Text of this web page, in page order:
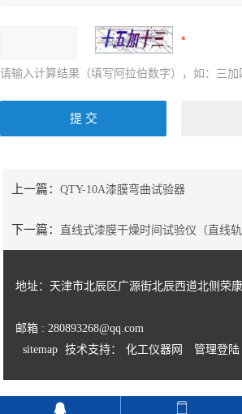
请输入计算结果（填写阿拉伯数字），如：三加
上一篇：QTY-10A漆膜弯曲试验器
下一篇： 直线式漆膜干燥时间试验仪（直线轨
地址：天津市北辰区广源街北辰西道北侧荣
邮箱 : 280893268@qq.com
sitemap
技术支持： 化工仪器网 管理登陆